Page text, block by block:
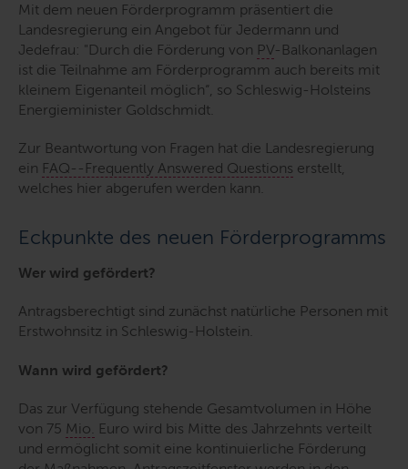
Mit dem neuen Förderprogramm präsentiert die
Landesregierung ein Angebot für Jedermann und
Jedefrau: "Durch die Förderung von PV-Balkonanlagen
ist die Teilnahme am Förderprogramm auch bereits mit
kleinem Eigenanteil möglich“, so Schleswig-Holsteins
Energieminister Goldschmidt.
Zur Beantwortung von Fragen hat die Landesregierung
ein FAQ-- Frequently Answered Questions erstellt,
welches hier abgerufen werden kann.
Eckpunkte des neuen Förderprogramms
Wer wird gefördert?
Antragsberechtigt sind zunächst natürliche Personen mit
Erstwohnsitz in Schleswig-Holstein.
Wann wird gefördert?
Das zur Verfügung stehende Gesamtvolumen in Höhe
von 75 Mio. Euro wird bis Mitte des Jahrzehnts verteilt
und ermöglicht somit eine kontinuierliche Förderung